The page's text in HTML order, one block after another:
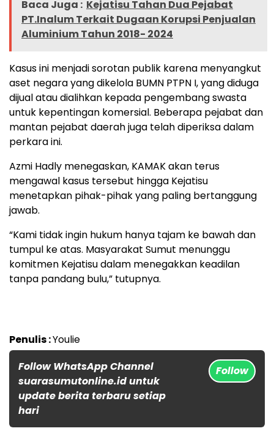
Baca Juga : Kejatisu Tahan Dua Pejabat
PT.Inalum Terkait Dugaan Korupsi Penjualan
Aluminium Tahun 2018- 2024
Kasus ini menjadi sorotan publik karena menyangkut
aset negara yang dikelola BUMN PTPN I, yang diduga
dijual atau dialihkan kepada pengembang swasta
untuk kepentingan komersial. Beberapa pejabat dan
mantan pejabat daerah juga telah diperiksa dalam
perkara ini.
Azmi Hadly menegaskan, KAMAK akan terus
mengawal kasus tersebut hingga Kejatisu
menetapkan pihak-pihak yang paling bertanggung
jawab.
“Kami tidak ingin hukum hanya tajam ke bawah dan
tumpul ke atas. Masyarakat Sumut menunggu
komitmen Kejatisu dalam menegakkan keadilan
tanpa pandang bulu,” tutupnya.
Penulis :Youlie
Follow WhatsApp Channel
suarasumutonline.id untuk
update berita terbaru setiap
hari
Follow